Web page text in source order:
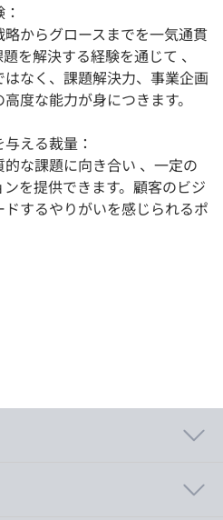
からグロースまでを一気通貫
を解決する経験を通じて 、
なく、課題解決力、事業企画
度な能力が身につきます。
える裁量：
な課題に向き合い 、一定の
を提供できます。顧客のビジ
するやりがいを感じられるポ